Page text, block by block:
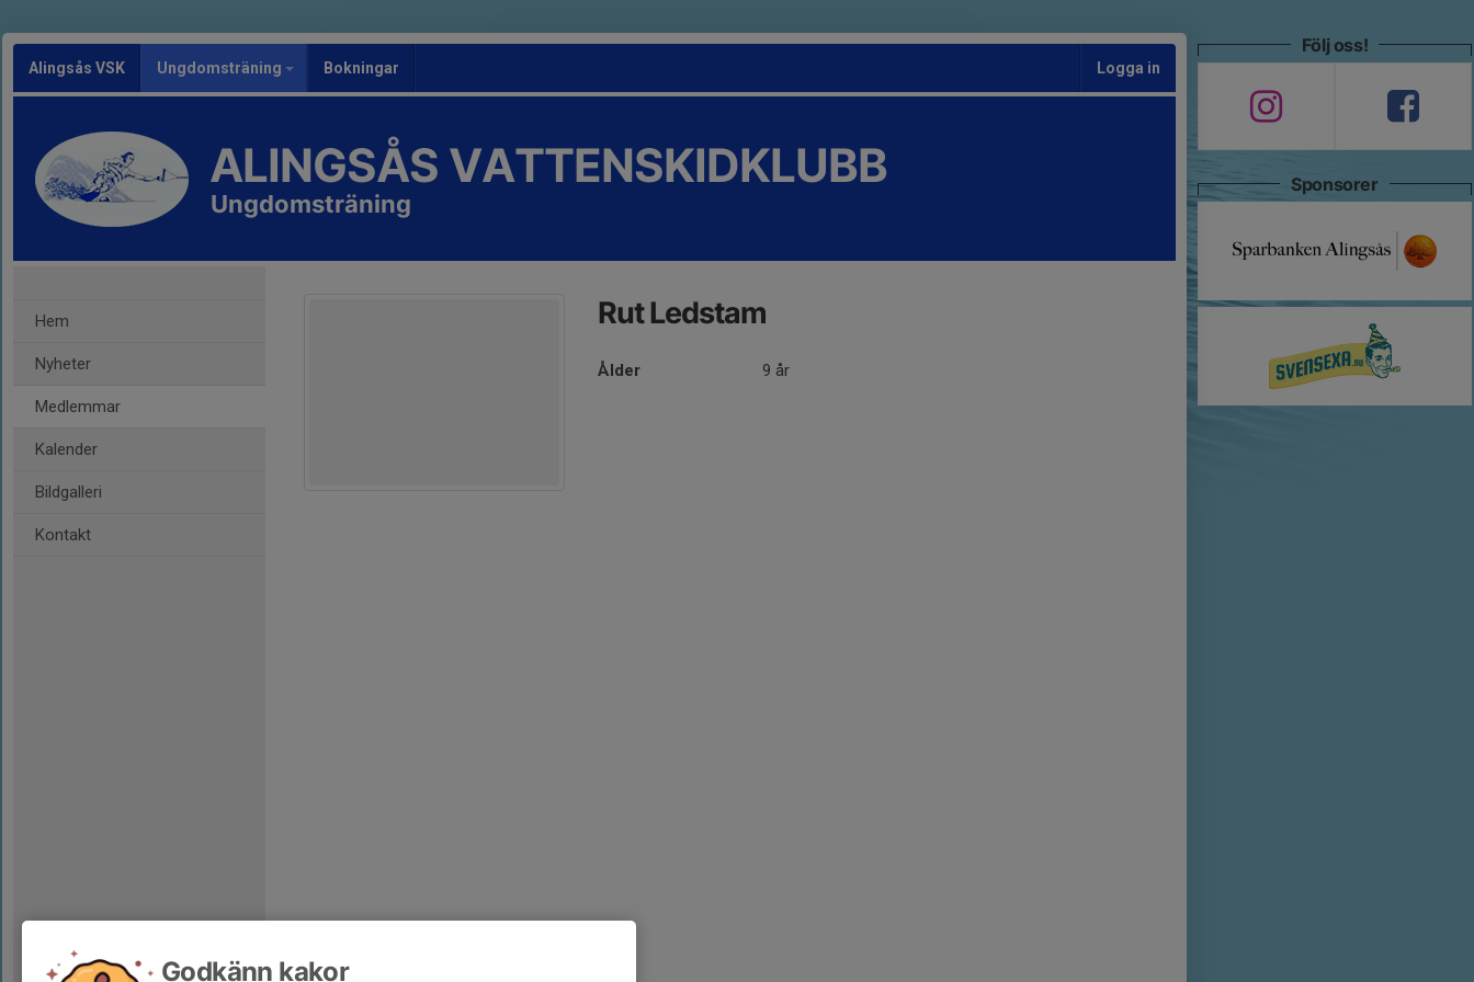
Alingsås VSK Ungdomsträning Bokningar Logga in
ALINGSÅS VATTENSKIDKLUBB
Ungdomsträning
Hem
Nyheter
Medlemmar
Kalender
Bildgalleri
Kontakt
Rut Ledstam
Ålder 9 år
Följ oss!
Sponsorer
Godkänn kakor